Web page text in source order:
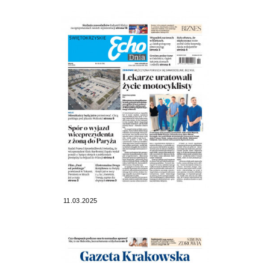
11.03.2025